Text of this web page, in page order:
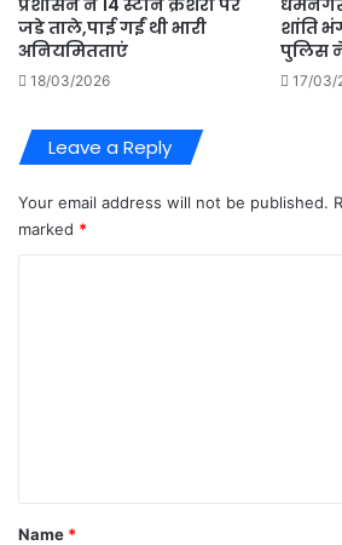
प्रशासन ने 14 स्टोन क्रेशरो पर
जडे ताले,पाई गईं थी भारी
अनियमितताएं
18/03/2026
शांति
पुलिस
17/03/
Leave a Reply
Your email address will not be published.
marked *
*
Name *